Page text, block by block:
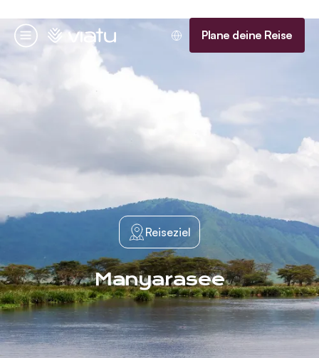
Menü
Startseite Plane deine Reise
Reiseziel
Manyarasee